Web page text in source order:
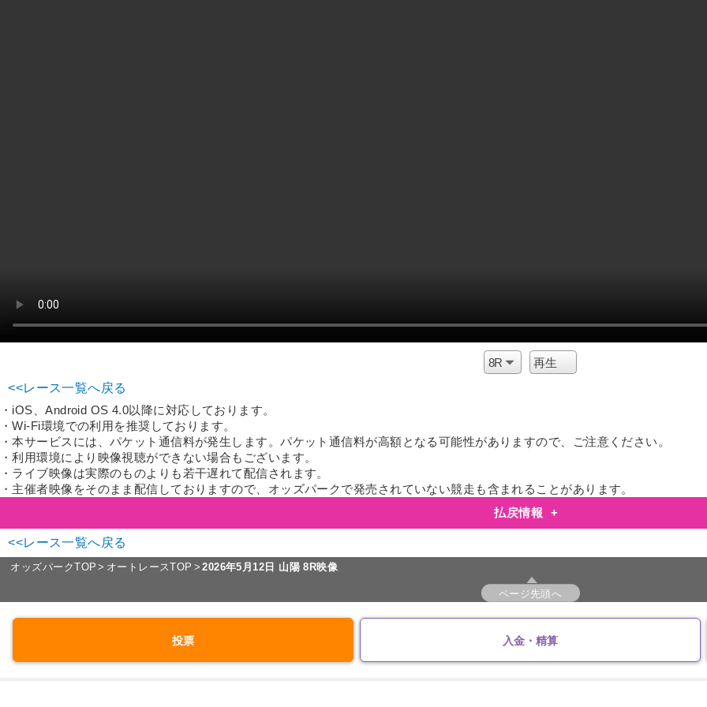
<<レース一覧へ戻る
・iOS、Android OS 4.0以降に対応しております。
・Wi-Fi環境での利用を推奨しております。
・本サービスには、パケット通信料が発生します。パケット通信料が高額となる可能性がありますので、ご注意ください。
・利用環境により映像視聴ができない場合もございます。
・ライブ映像は実際のものよりも若干遅れて配信されます。
・主催者映像をそのまま配信しておりますので、オッズパークで発売されていない競走も含まれることがあります。
払戻情報
+
<<レース一覧へ戻る
オッズパークTOP オートレースTOP 2026年5月12日 山陽 8R映像
ページ先頭へ
投票 入金・精算